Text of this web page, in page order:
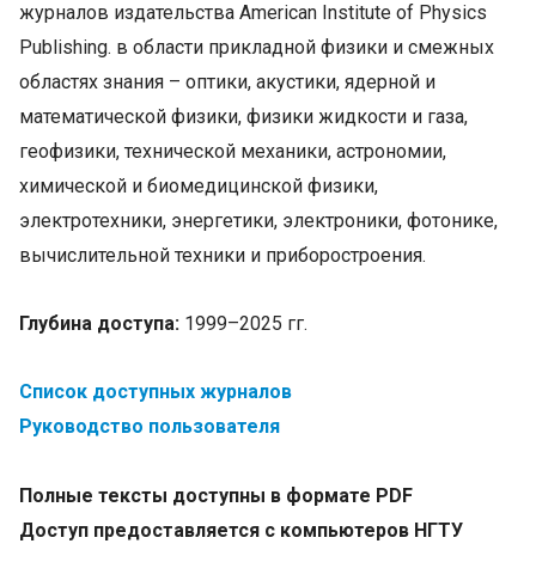
журналов издательства American Institute of Physics
Publishing. в области прикладной физики и смежных
областях знания – оптики, акустики, ядерной и
математической физики, физики жидкости и газа,
геофизики, технической механики, астрономии,
химической и биомедицинской физики,
электротехники, энергетики, электроники, фотонике,
вычислительной техники и приборостроения.
Глубина доступа: 1999–2025 гг.
Список доступных журналов
Руководство пользователя
Полные тексты доступны в формате PDF
Доступ предоставляется с компьютеров НГТУ